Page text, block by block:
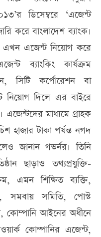
ডিসেম্বরে ‘এজেন্ট
করে বাংলাদেশ ব্যাংক।
এখন এজেন্ট নিয়োগ করে
ব্যাংকিং কার্যক্রম
সিটি কর্পোরেশন বা
দিলে এর বাইরে
এজেন্টদের মাধ্যমে গ্রাহক
হাজার টাকা পর্যন্ত নগদ
জানান গভর্নর। তিনি
ছাড়াও তথ্যপ্রযুক্তি-
এমন শিক্ষিত ব্যক্তি,
সমবায় সমিতি, পোস্ট
কোম্পানি আইনের অধীনে
কোম্পানির এজেন্ট,